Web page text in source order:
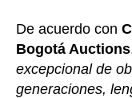
De acuerdo con
Bogotá Auctions
excepcional de
generaciones,